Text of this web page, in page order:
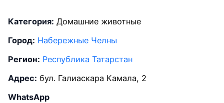
Категория: Домашние животные
Город: Набережные Челны
Регион: Республика Татарстан
Адрес: бул. Галиаскара Камала, 2
WhatsApp